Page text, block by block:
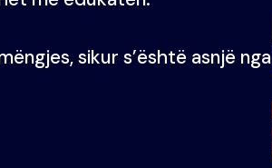
sikur s’është asnjë nga